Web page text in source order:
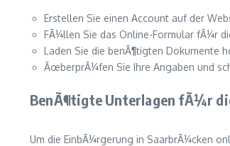
Erstellen Sie einen Account auf der
FÃ¼llen Sie das Online-Formular fÃ¼r
Laden Sie die benÃ¶tigten Dokumente
ÃœberprÃ¼fen Sie Ihre Angaben und
BenÃ¶tigte Unterlagen fÃ¼r
Um die EinbÃ¼rgerung in SaarbrÃ¼cken